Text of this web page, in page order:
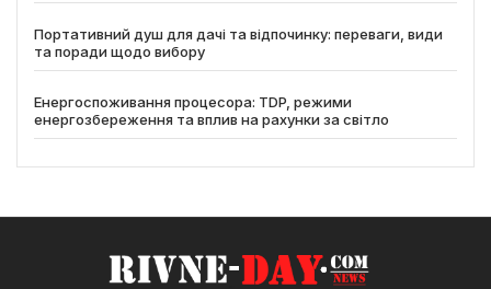
Портативний душ для дачі та відпочинку: переваги, види
та поради щодо вибору
Енергоспоживання процесора: TDP, режими
енергозбереження та вплив на рахунки за світло